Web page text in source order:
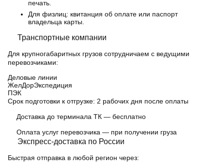
печать.
Для физлиц: квитанция об оплате или паспорт
владельца карты.
Транспортные компании
Для крупногабаритных грузов сотрудничаем с ведущими
перевозчиками:
Деловые линии
ЖелДорЭкспедиция
ПЭК
Срок подготовки к отгрузке: 2 рабочих дня после оплаты
Доставка до терминала ТК — бесплатно
Оплата услуг перевозчика — при получении груза
Экспресс-доставка по России
Быстрая отправка в любой регион через: